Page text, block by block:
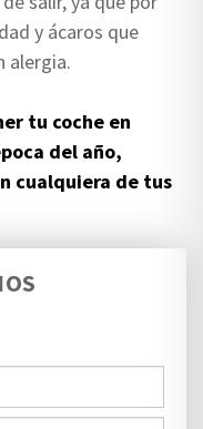
y ácaros que
alergia.
tu coche en
del año,
cualquiera de tus